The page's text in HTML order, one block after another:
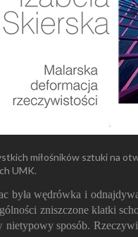
miłośników sztuki na
UMK.
była wędrówka i
zniszczone klatki
sposób.